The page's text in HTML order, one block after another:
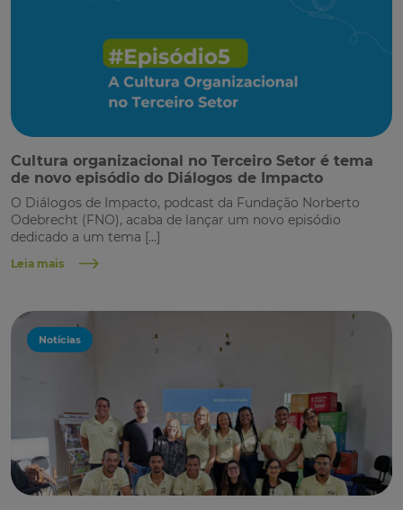
Cultura organizacional no Terceiro Setor é tema
de novo episódio do Diálogos de Impacto
O Diálogos de Impacto, podcast da Fundação Norberto
Odebrecht (FNO), acaba de lançar um novo episódio
dedicado a um tema […]
Leia mais
Notícias